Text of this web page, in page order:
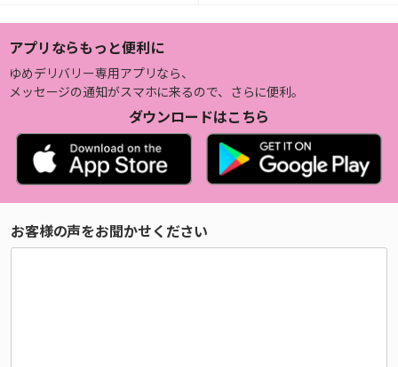
アプリならもっと便利に
ゆめデリバリー専用アプリなら、
メッセージの通知がスマホに来るので、さらに便利。
ダウンロードはこちら
お客様の声をお聞かせください